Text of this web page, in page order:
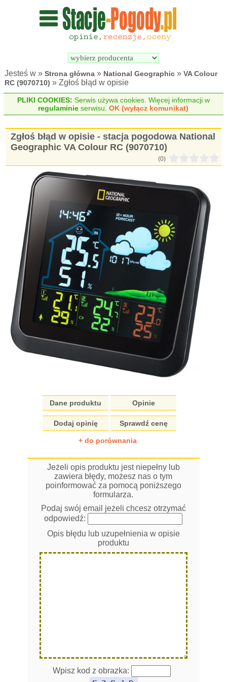
Wyszukiwarka
pogodowych
Jesteś w »Strona główna » National Geographic »VA Colour
RC (9070710) » Zgłoś błąd w opisie
PLIKI COOKIES: Serwis używa cookies. Więcej informacji w
regulaminie serwisu.OK (wyłącz komunikat)
Zgłoś błąd w opisie - stacja pogodowa National
Geographic VA Colour RC (9070710)
(0)
Dane produktu Opinie
Dodaj opinię Sprawdź cenę
+ do porównania
Jeżeli opis produktu jest niepełny lub
zawiera błędy, możesz nas o tym
poinformować za pomocą poniższego
formularza.
Podaj swój email jeżeli chcesz otrzymać
odpowiedź:
Opis błędu lub uzupełnienia w opisie
produktu
Wpisz kod z obrazka: